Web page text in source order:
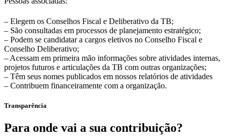
– Elegem os Conselhos Fiscal e Deliberativo da TB;
– São consultadas em processos de planejamento estratégico;
– Podem se candidatar a cargos eletivos no Conselho Fiscal e
Conselho Deliberativo;
– Acessam em primeira mão informações sobre atividades internas,
projetos futuros e articulações da TB com outras organizações;
– Têm seus nomes publicados em nossos relatórios de atividades
– Contribuem financeiramente com a organização.
Transparência
Para onde vai a sua contribuição?